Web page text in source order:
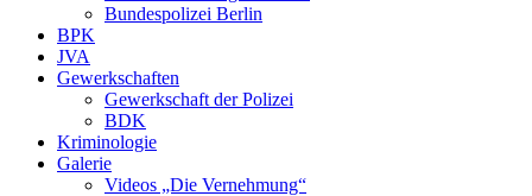
Bundespolizei Berlin
BPK
JVA
Gewerkschaften
Gewerkschaft der Polizei
BDK
Kriminologie
Galerie
Videos „Die Vernehmung“